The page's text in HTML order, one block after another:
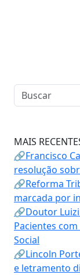
MAIS
🔗Francisco
resolução
🔗Reforma
marcada por
🔗Doutor
Pacientes
Social
🔗Lincoln
e letramento